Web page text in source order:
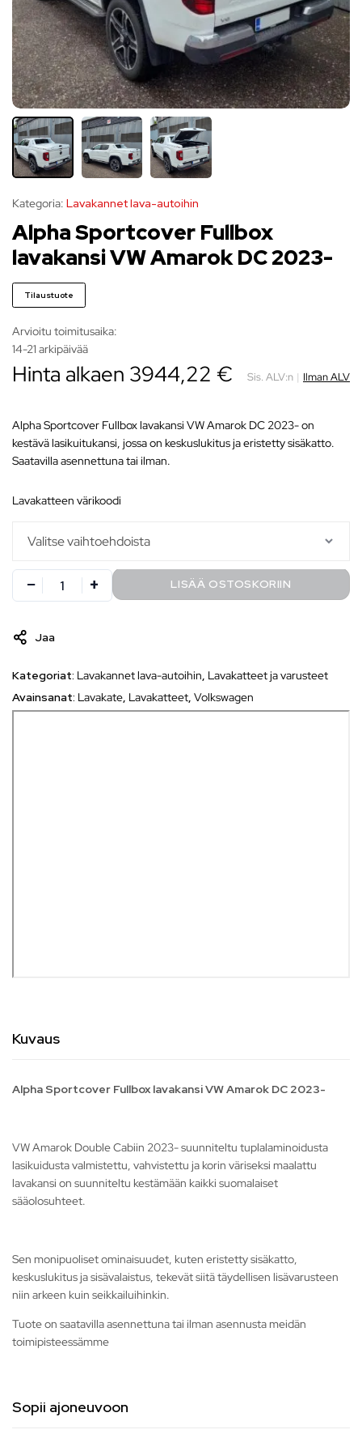
Kategoria: Lavakannet lava-autoihin
Alpha Sportcover Fullbox
lavakansi VW Amarok DC 2023-
Tilaustuote
Arvioitu toimitusaika:
14-21 arkipäivää
Hinta alkaen 3944,22 € Sis. ALV:n | Ilman ALV
Alpha Sportcover Fullbox lavakansi VW Amarok DC 2023- on
kestävä lasikuitukansi, jossa on keskuslukitus ja eristetty sisäkatto.
Saatavilla asennettuna tai ilman.
lavakatteen värikoodi
LISÄÄ OSTOSKORIIN
Jaa
Kategoriat: Lavakannet lava-autoihin, Lavakatteet ja varusteet
Avainsanat: Lavakate, Lavakatteet, Volkswagen
Kuvaus
Alpha Sportcover Fullbox lavakansi VW Amarok DC 2023-
VW Amarok Double Cabiin 2023- suunniteltu tuplalaminoidusta
lasikuidusta valmistettu, vahvistettu ja korin väriseksi maalattu
lavakansi on suunniteltu kestämään kaikki suomalaiset
sääolosuhteet.
Sen monipuoliset ominaisuudet, kuten eristetty sisäkatto,
keskuslukitus ja sisävalaistus, tekevät siitä täydellisen lisävarusteen
niin arkeen kuin seikkailuihinkin.
Tuote on saatavilla asennettuna tai ilman asennusta meidän
toimipisteessämme
Sopii ajoneuvoon